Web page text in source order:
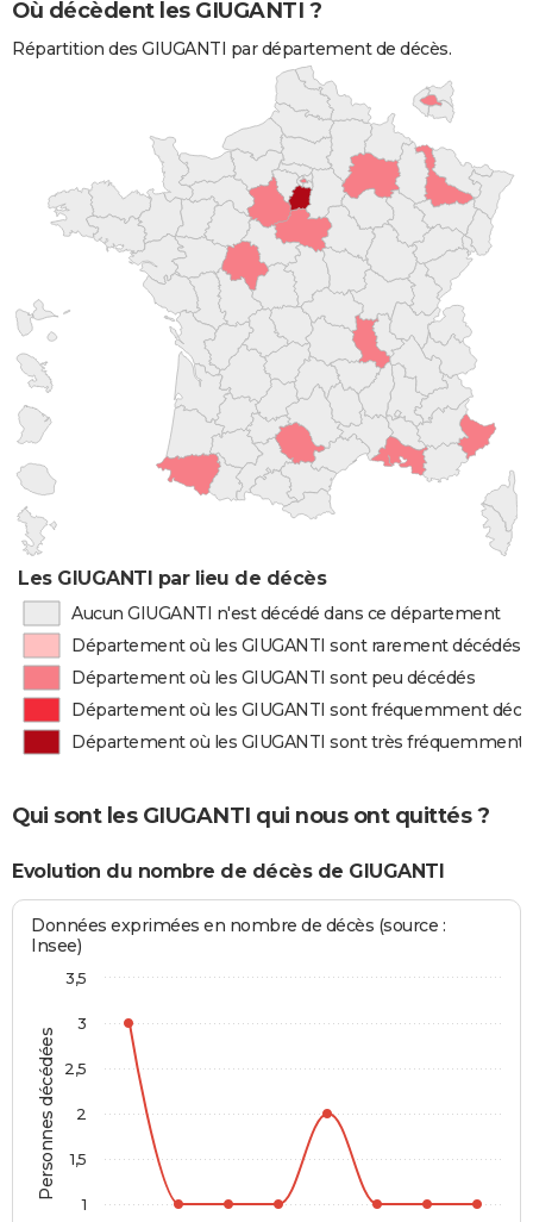
Où décèdent les GIUGANTI ?
Répartition des GIUGANTI par département de décès.
Les GIUGANTI par lieu de décès
Aucun GIUGANTI n'est décédé dans ce département
Département où les GIUGANTI sont rarement décédés
Département où les GIUGANTI sont peu décédés
Département où les GIUGANTI sont fréquemment
Département où les GIUGANTI sont très fréquemment
Qui sont les GIUGANTI qui nous ont quittés ?
Evolution du nombre de décès de GIUGANTI
Personnes décédées
Données exprimées en nombre de décès (source :
Insee)
1
1,5
2
2,5
3
3,5